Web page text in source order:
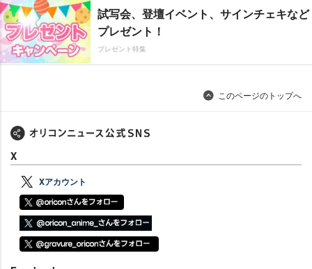
試写会、登壇イベント、サインチェキなど
プレゼント！
プレゼント特集
このページのトップへ
X
Xアカウント